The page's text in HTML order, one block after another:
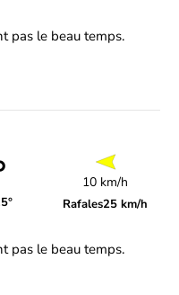
pas le beau temps.
10 km/h
Rafales25 km/h
pas le beau temps.